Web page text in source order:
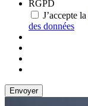
RGPD
J’accepte la
des données